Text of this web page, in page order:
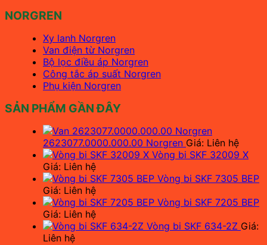
NORGREN
Xy lanh Norgren
Van điện từ Norgren
Bộ lọc điều áp Norgren
Công tắc áp suất Norgren
Phụ kiện Norgren
SẢN PHẨM GẦN ĐÂY
2623077.0000.000.00 Norgren Giá: Liên hệ
Vòng bi SKF 32009 X
Giá: Liên hệ
Vòng bi SKF 7305 BEP
Giá: Liên hệ
Vòng bi SKF 7205 BEP
Giá: Liên hệ
Vòng bi SKF 634-2Z Giá:
Liên hệ